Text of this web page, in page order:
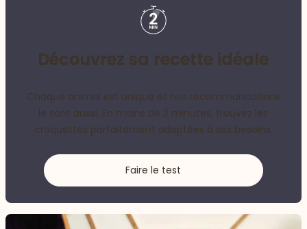
Découvrez sa recette idéale
Chaque animal est unique et nos recommandations
le sont aussi. En moins de 2 minutes, trouvez les
croquettes parfaitement adaptées à ses besoins.
Faire le test